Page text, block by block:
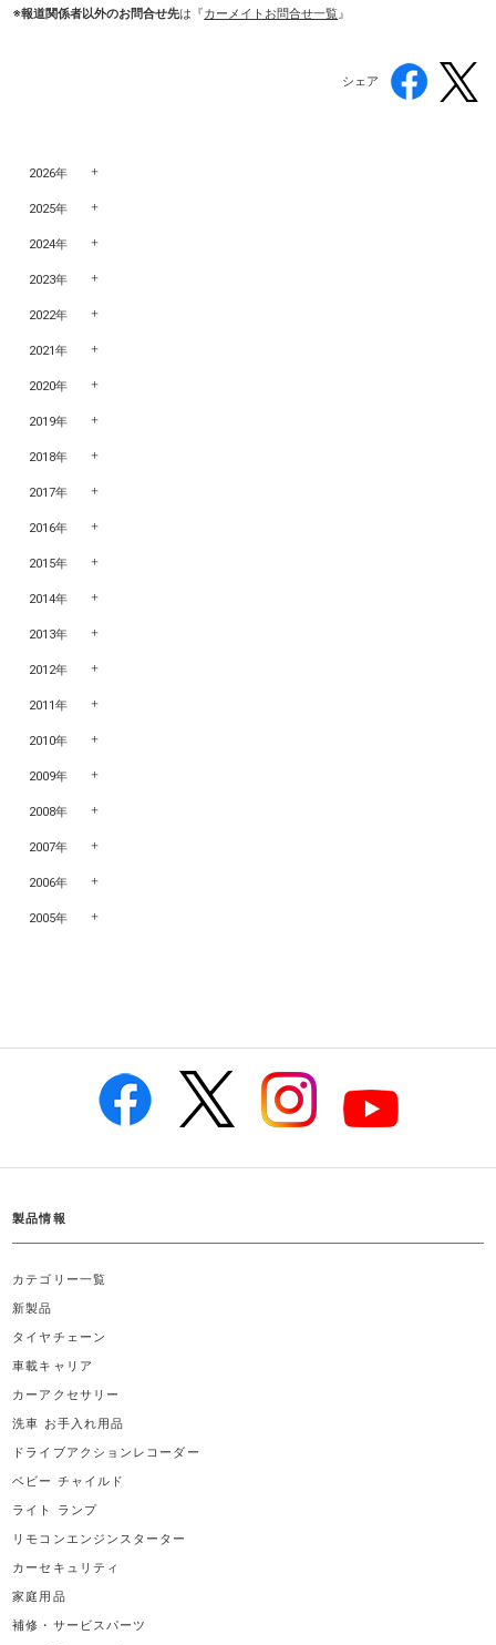
※報道関係者以外のお問合せ先は『カーメイトお問合せ一覧』
シェア
2026年
2025年
2024年
2023年
2022年
2021年
2020年
2019年
2018年
2017年
2016年
2015年
2014年
2013年
2012年
2011年
2010年
2009年
2008年
2007年
2006年
2005年
製品情報
カテゴリー一覧
新製品
タイヤチェーン
車載キャリア
カーアクセサリー
洗車 お手入れ用品
ドライブアクションレコーダー
ベビー チャイルド
ライト ランプ
リモコンエンジンスターター
カーセキュリティ
家庭用品
補修・サービスパーツ